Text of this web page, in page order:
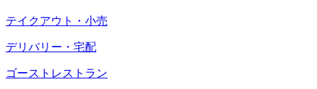
テイクアウト・小売
デリバリー・宅配
ゴーストレストラン